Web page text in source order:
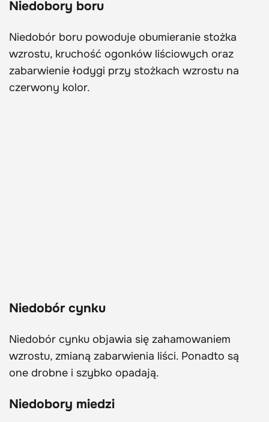
Niedobory boru
Niedobór boru powoduje obumieranie stożka
wzrostu, kruchość ogonków liściowych oraz
zabarwienie łodygi przy stożkach wzrostu na
czerwony kolor.
Niedobór cynku
Niedobór cynku objawia się zahamowaniem
wzrostu, zmianą zabarwienia liści. Ponadto są
one drobne i szybko opadają.
Niedobory miedzi